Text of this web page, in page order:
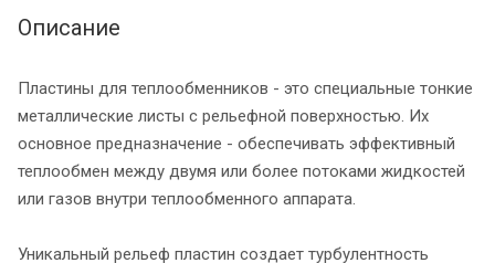
Описание
Пластины для теплообменников - это специальные тонкие
металлические листы с рельефной поверхностью. Их
основное предназначение - обеспечивать эффективный
теплообмен между двумя или более потоками жидкостей
или газов внутри теплообменного аппарата.
Уникальный рельеф пластин создает турбулентность